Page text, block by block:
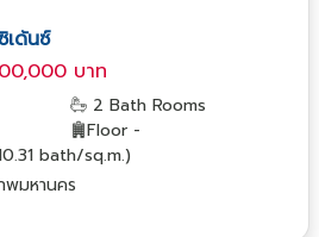
เด้นซ์
บาท
2 Bath Rooms
Floor -
bath/sq.m.)
พมหานคร